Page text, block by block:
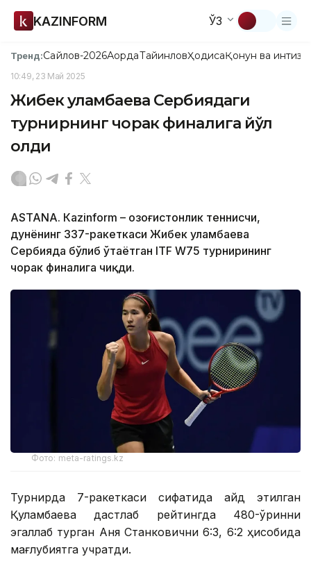
KAZINFORM ЎЗ
Тренд:Сайлов-2026АқордаТайинловҲодисаҚонун ва
10:49, 23 Май 2025
Жибек Қуламбаева Сербиядаги
турнирнинг чорак финалига йўл
олди
ASTANA. Кazinform – Қозоғистонлик теннисчи,
дунёнинг 337-ракеткаси Жибек Қуламбаева
Сербияда бўлиб ўтаётган ITF W75 турнирининг
чорак финалига чиқди.
Фото: meta-ratings.kz
Турнирда 7-ракеткаси сифатида қайд этилган
Қуламбаева дастлаб рейтингда 480-ўринни
эгаллаб турган Аня Станковични 6:3, 6:2 ҳисобида
мағлубиятга учратди.